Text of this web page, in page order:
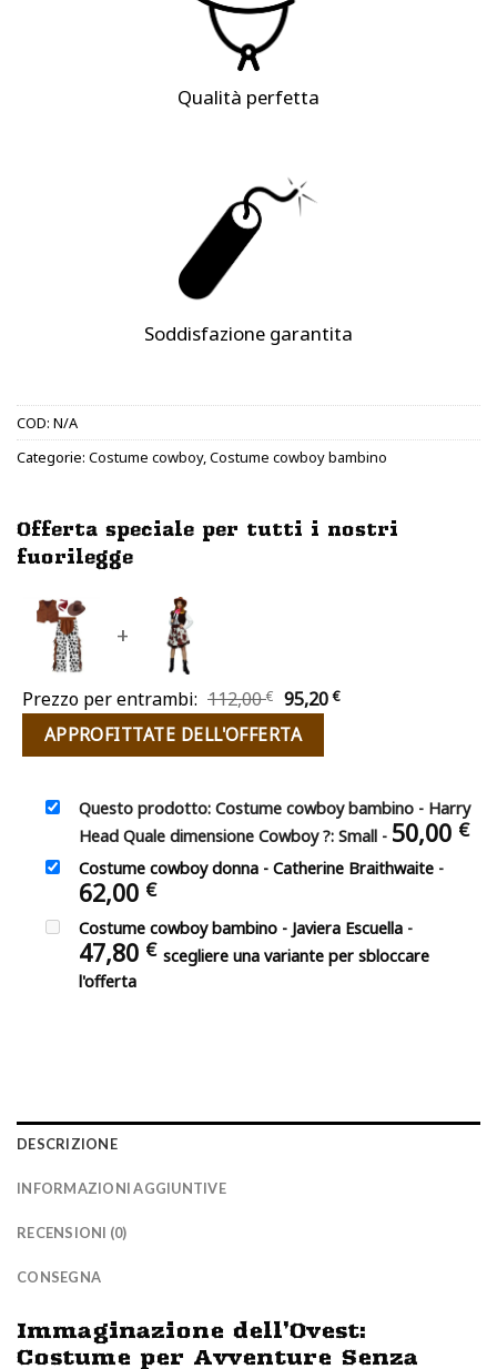
Qualità perfetta
Soddisfazione garantita
COD: N/A
Categorie: Costume cowboy,Costume cowboy bambino
Offerta speciale per tutti i nostri
fuorilegge
+
Prezzo per entrambi: 112,00€ Il
prezzo
originale
112,00 €.
95,20€Il
95,20 €.
APPROFITTATE DELL'OFFERTA
Questo prodotto: Costume cowboy bambino - Harry
Head Quale dimensione Cowboy ?: Small - 50,00 €
Costume cowboy donna - Catherine Braithwaite -
62,00 €
Costume cowboy bambino - Javiera Escuella -
47,80 € scegliere una variante per sbloccare
l'offerta
DESCRIZIONE
INFORMAZIONI AGGIUNTIVE
RECENSIONI (0)
CONSEGNA
Immaginazione dell’Ovest:
Costume per Avventure Senza